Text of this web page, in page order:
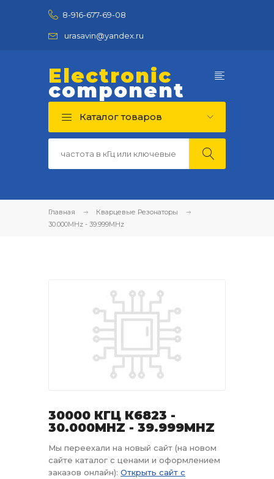
8-916-677-69-08
urasavin@yandex.ru
Electronic
component
Каталог товаров
Главная
Кварцевые Резонаторы
30.000MHz - 39.999MHz
30000 КГЦ К6823 -
30.000MHZ - 39.999MHZ
Мы переехали на новый сайт (на новом
сайте каталог с ценами и оформлением
заказов онлайн): Открыть сайт с